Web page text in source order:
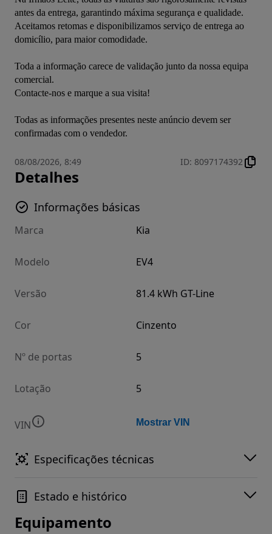
antes da entrega, garantindo máxima segurança e qualidade.
Aceitamos retomas e disponibilizamos serviço de entrega ao
domicílio, para maior comodidade.
Toda a informação carece de validação junto da nossa equipa
comercial.
Contacte-nos e marque a sua visita!
Todas as informações presentes neste anúncio devem ser
confirmadas com o vendedor.
08/08/2026, 8:49 ID: 8097174392
Detalhes
Informações básicas
Marca Kia
Modelo EV4
Versão 81.4 kWh GT-Line
Cor Cinzento
Nº de portas 5
Lotação 5
VIN Mostrar VIN
Especificações técnicas
Estado e histórico
Equipamento